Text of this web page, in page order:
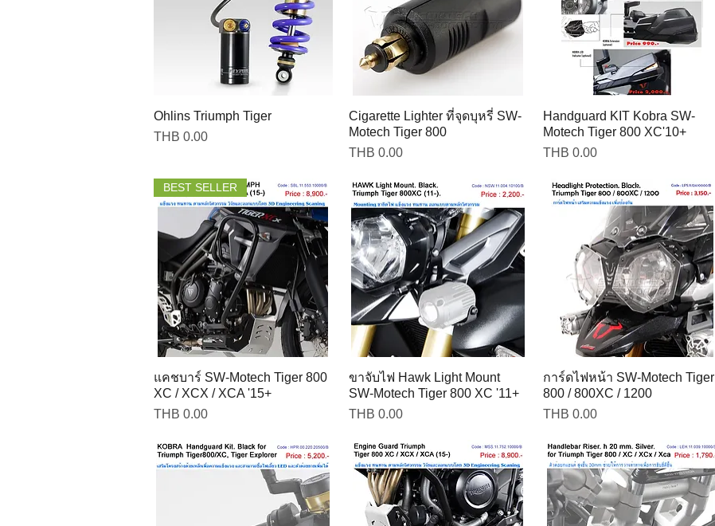
Ohlins Triumph Tiger
Price
THB 0.00
Cigarette Lighter ที่จุดบุหรี่ SW-
Motech Tiger 800
Price
THB 0.00
Handguard KIT Kobra SW-
Motech Tiger 800 XC'10+
Price
THB 0.00
BEST SELLER
แคชบาร์ SW-Motech Tiger 800
XC / XCX / XCA '15+
Price
THB 0.00
ขาจับไฟ Hawk Light Mount
SW-Motech Tiger 800 XC '11+
Price
THB 0.00
การ์ดไฟหน้า SW-Motech Tiger
800 / 800XC / 1200
Price
THB 0.00